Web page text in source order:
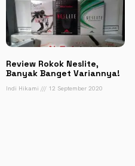
Review Rokok Neslite,
Banyak Banget Variannya!
Indi Hikami 12 September 2020